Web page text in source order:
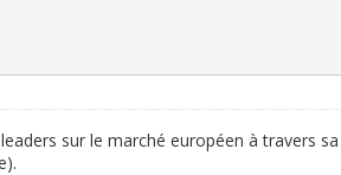
sur le marché européen à travers